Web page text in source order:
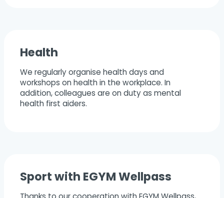
Health
We regularly organise health days and
workshops on health in the workplace. In
addition, colleagues are on duty as mental
health first aiders.
Sport with EGYM Wellpass